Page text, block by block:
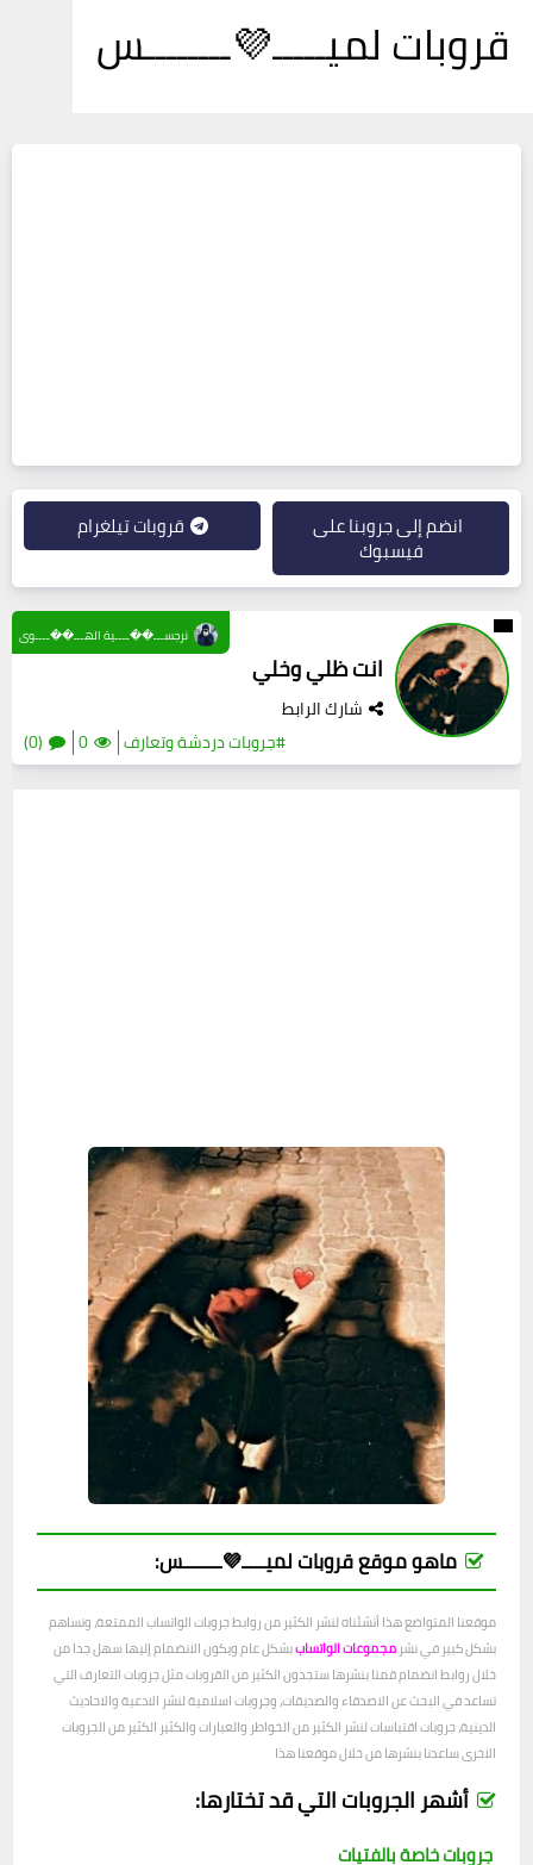
قروبات لميـــــ💜ــــــــس
انضم إلى جروبنا على
فيسبوك
قروبات تيلغرام
انت ظلي وخلي
شارك الرابط
#جروبات دردشة وتعارف
0
(0)
نرجســـ��ــــية الهـــ��ــــوى
ماهو موقع قروبات لميـــــ💜ــــــــس:
موقعنا المتواضع هذا أنشئناه لنشر الكثير من روابط جروبات الواتساب الممتعة، ونساهم
بشكل كبير في نشر مجموعات الواتساببشكل عام ويكون الانضمام إليها سهل جدا من
خلال روابط انضمام قمنا بنشرها ستجدون الكثير من القروبات مثل جروبات التعارف التي
تساعد في البحث عن الاصدقاء والصديقات، وجروبات اسلامية لنشر الادعية والاحاديث
الدينية، جروبات اقتباسات لنشر الكثير من الخواطر والعبارات والكثير الكثير من الجروبات
الاخرى ساعدنا بنشرها من خلال موقعنا هذا
أشهر الجروبات التي قد تختارها:
جروبات خاصة بالفتيات